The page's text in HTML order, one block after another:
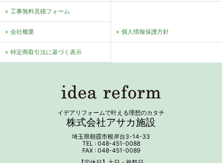
イデアリフォームで叶える理想のカタチ
株式会社アサカ施設
埼玉県朝霞市根岸台3-14-33
TEL : 048-451-0088
FAX : 048-451-0089
⼯事無料⾒積フォーム
会社概要 個⼈情報保護⽅針
特定商取引法に基づく表⽰